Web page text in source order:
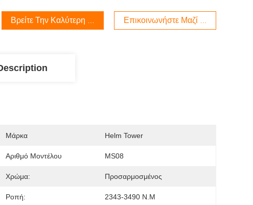
Βρείτε Την Καλύτερη Τιμή Επικοινωνήστε Μαζί Μας
Μάρκα Helm Tower
Αριθμό Μοντέλου MS08
Χρώμα: Προσαρμοσμένος
Ροπή: 2343-3490 N.m